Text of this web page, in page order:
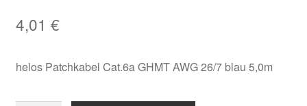
4,01 €
helos Patchkabel Cat.6a GHMT AWG 26/7 blau 5,0m